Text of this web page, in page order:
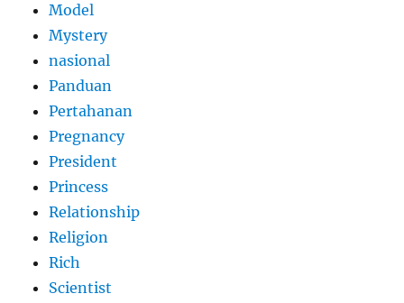
Model
Mystery
nasional
Panduan
Pertahanan
Pregnancy
President
Princess
Relationship
Religion
Rich
Scientist